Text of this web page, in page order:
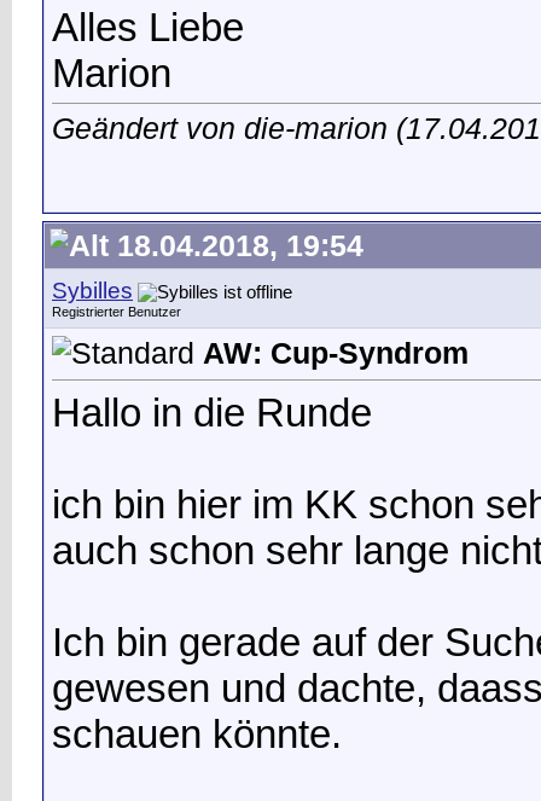
Alles Liebe
Marion
Geändert von die-marion
18.04.2018, 19:54
Sybilles
Registrierter Benutzer
AW: Cup-Syndrom
Hallo in die Runde
ich bin hier im KK schon
auch schon sehr lange
Ich bin gerade auf der
gewesen und dachte,
schauen könnte.